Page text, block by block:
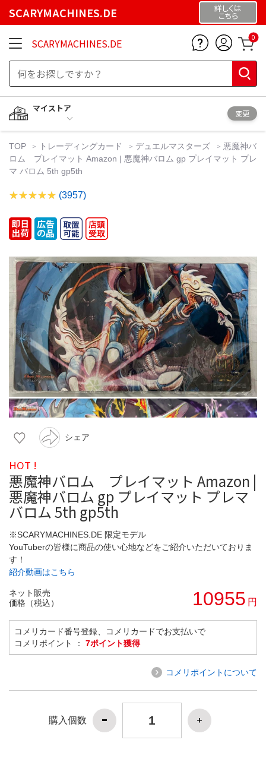
SCARYMACHINES.DE 詳しくは
こちら
SCARYMACHINES.DE 0
マイストア
変更
TOP トレーディングカード デュエルマスターズ
悪魔神バ
ロム プレイマット Amazon | 悪魔神バロム gp プレイマット プレ
マ バロム 5th gp5th
(3957)
シェア
HOT !
悪魔神バロム プレイマット Amazon |
悪魔神バロム gp プレイマット プレマ
バロム 5th gp5th
※SCARYMACHINES.DE 限定モデル
YouTuberの皆様に商品の使い心地などをご紹介いただいておりま
す！
紹介動画はこちら
ネット販売
価格（税込）
10955 円
コメリカード番号登録、コメリカードでお支払いで
コメリポイント ： 7ポイント獲得
コメリポイントについて
購入個数